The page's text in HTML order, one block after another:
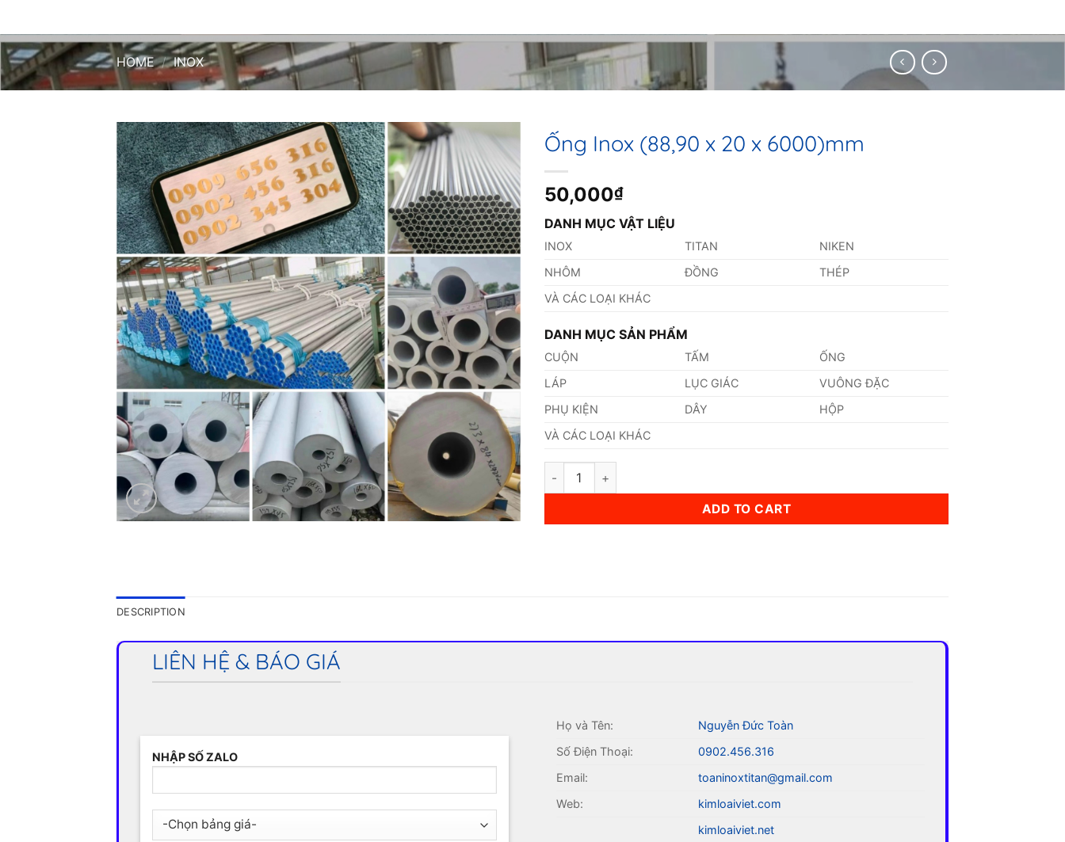
HOME / INOX
Ống Inox (88,90 x 20 x 6000)mm
50,000₫
DANH MỤC VẬT LIỆU
INOX TITAN
NIKEN
NHÔM
ĐỒNG
THÉP
VÀ CÁC LOẠI KHÁC
DANH MỤC SẢN PHẨM
CUỘN TẤM
ỐNG
LÁP
LỤC GIÁC
VUÔNG ĐẶC
PHỤ KIỆN
DÂY
HỘP
VÀ CÁC LOẠI KHÁC
Ống Inox (88,90 x 20 x 6000)mm quantity
ADD TO CART
DESCRIPTION
LIÊN HỆ & BÁO GIÁ
NHẬP SỐ ZALO
Họ và Tên:
Nguyễn Đức Toàn
Số Điện Thoại:
0902.456.316
Email:
toaninoxtitan@gmail.com
Web:
kimloaiviet.com
kimloaiviet.net